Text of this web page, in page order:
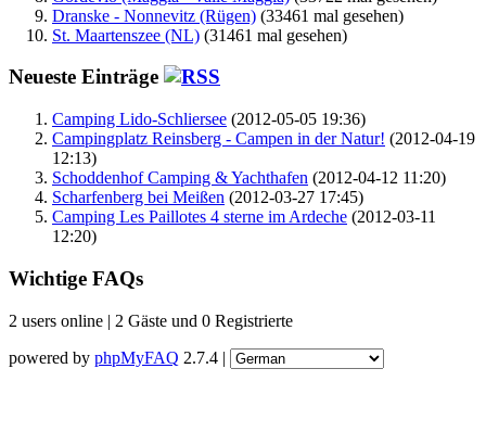
Dranske - Nonnevitz (Rügen) (33461 mal gesehen)
St. Maartenszee (NL) (31461 mal gesehen)
Neueste Einträge
Camping Lido-Schliersee (2012-05-05 19:36)
Campingplatz Reinsberg - Campen in der Natur! (2012-04-19
12:13)
Schoddenhof Camping & Yachthafen (2012-04-12 11:20)
Scharfenberg bei Meißen (2012-03-27 17:45)
Camping Les Paillotes 4 sterne im Ardeche (2012-03-11
12:20)
Wichtige FAQs
2 users online | 2 Gäste und 0 Registrierte
powered by phpMyFAQ 2.7.4 |